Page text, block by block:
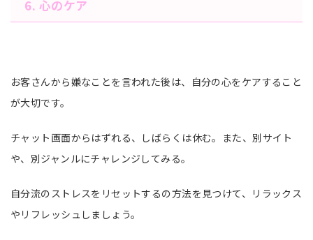
6. 心のケア
お客さんから嫌なことを言われた後は、自分の心をケアすること
が大切です。
チャット画面からはずれる、しばらくは休む。また、別サイト
や、別ジャンルにチャレンジしてみる。
自分流のストレスをリセットするの方法を見つけて、リラックス
やリフレッシュしましょう。